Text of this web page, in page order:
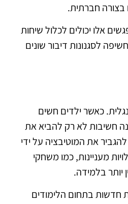
בצורה חברתית.
אלו יכולים לכלול שיחות
לסגנונות דיבור שונים
כאשר ילדים חשים
חשיבות לא רק להביא את
את המוטיבציה על ידי
מעניינות, כמו משחקי
יותר בלמידה.
חדשות בתחום הלימודים